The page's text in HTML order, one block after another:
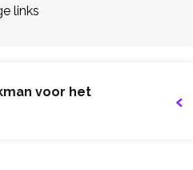
links
voor het